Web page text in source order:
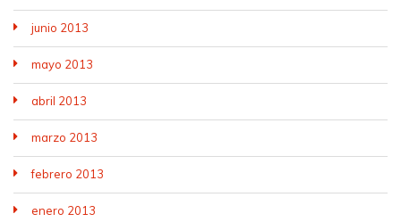
junio 2013
mayo 2013
abril 2013
marzo 2013
febrero 2013
enero 2013